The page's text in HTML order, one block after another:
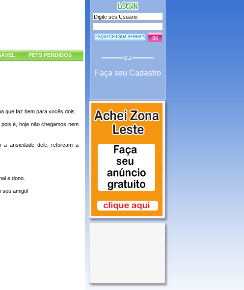
PETS PERDIDOS
que faz bem para vocês dois.
é, hoje não chegamos nem
a ansiedade dele, reforçam a
e dono.
seu amigo!
Faça seu Cadastro